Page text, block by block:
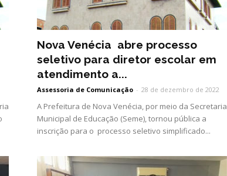
Nova Venécia abre processo
seletivo para diretor escolar em
atendimento a...
Assessoria de Comunicação - 28 de dezembro de 2022
A Prefeitura de Nova Venécia, por meio da Secretaria
Municipal de Educação (Seme), tornou pública a
inscrição para o processo seletivo simplificado...